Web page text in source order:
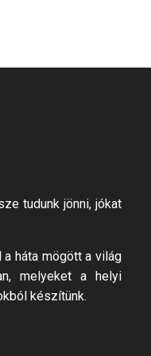
tudunk jönni, jókat
háta mögött a világ
melyeket a helyi
készítünk.